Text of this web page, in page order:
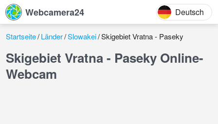
Webcamera24 Deutsch
Startseite Länder Slowakei Skigebiet Vratna - Paseky
Skigebiet Vratna - Paseky Online-
Webcam